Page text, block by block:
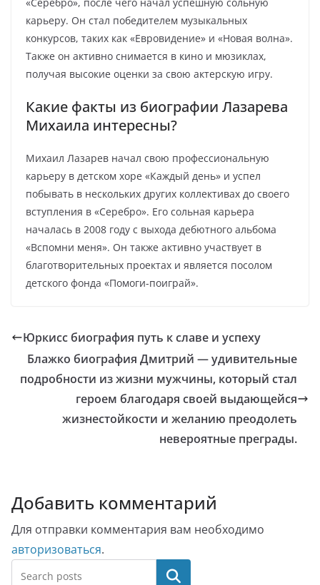
карьеру. Он стал победителем музыкальных
конкурсов, таких как «Евровидение» и «Новая волна».
Также он активно снимается в кино и мюзиклах,
получая высокие оценки за свою актерскую игру.
Какие факты из биографии Лазарева
Михаила интересны?
Михаил Лазарев начал свою профессиональную
карьеру в детском хоре «Каждый день» и успел
побывать в нескольких других коллективах до своего
вступления в «Серебро». Его сольная карьера
началась в 2008 году с выхода дебютного альбома
«Вспомни меня». Он также активно участвует в
благотворительных проектах и является посолом
детского фонда «Помоги-поиграй».
Юркисс биография путь к славе и успеху
Блажко биография Дмитрий — удивительные
подробности из жизни мужчины, который стал
героем благодаря своей выдающейся
жизнестойкости и желанию преодолеть
невероятные преграды.
Добавить комментарий
Для отправки комментария вам необходимо
авторизоваться.
Поиск